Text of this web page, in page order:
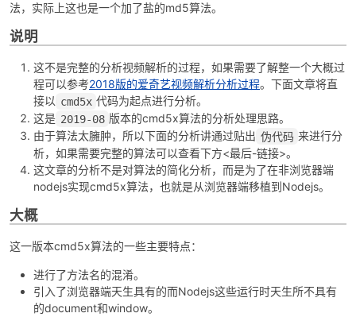
法，实际上这也是一个加了盐的md5算法。
说明
这不是完整的分析视频解析的过程，如果需要了解整一个大概过
程可以参考2018版的爱奇艺视频解析分析过程。下面文章将直
接以 cmd5x 代码为起点进行分析。
这是 2019-08 版本的cmd5x算法的分析处理思路。
由于算法太臃肿，所以下面的分析讲通过贴出 伪代码 来进行分
析，如果需要完整的算法可以查看下方<最后-链接>。
这文章的分析不是对算法的简化分析，而是为了在非浏览器端
nodejs实现cmd5x算法，也就是从浏览器端移植到Nodejs。
大概
这一版本cmd5x算法的一些主要特点：
进行了方法名的混淆。
引入了浏览器端天生具有的而Nodejs这些运行时天生所不具有
的document和window。